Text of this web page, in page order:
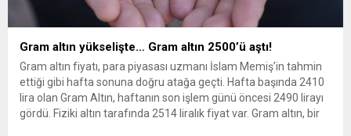
Gram altın yükselişte… Gram altın 2500’ü aştı!
Gram altın fiyatı, para piyasası uzmanı İslam Memiş’in tahmin
ettiği gibi hafta sonuna doğru atağa geçti. Hafta başında 2410
lira olan Gram Altın, haftanın son işlem günü öncesi 2490 lirayı
gördü. Fiziki altın tarafında 2514 liralık fiyat var. Gram altın, bir